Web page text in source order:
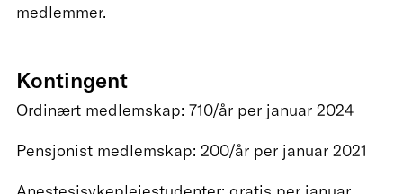
medlemmer.
Kontingent
Ordinært medlemskap: 710/år per januar 2024
Pensjonist medlemskap: 200/år per januar 2021